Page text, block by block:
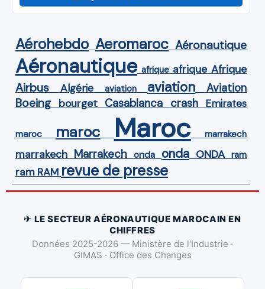
Aérohebdo Aeromaroc Aéronautique
Aéronautique afrique afrique Afrique
Airbus Algérie aviation aviation Aviation
Boeing bourget Casablanca crash Emirates
maroc maroc Maroc marrakech
marrakech Marrakech onda onda ONDA ram
ram RAM revue de presse
✈ LE SECTEUR AÉRONAUTIQUE MAROCAIN EN
CHIFFRES
Données 2025-2026 — Ministère de l'Industrie ·
GIMAS · Office des Changes